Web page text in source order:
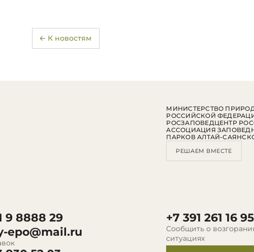
← К новостям
9 8888 29
epo@mail.ru
+7 391 261 16 95
Сообщить о
ситуациях
МИНИСТЕРСТВО
РОССИЙСКОЙ
РОСЗАПОВЕДЦЕНТР
АССОЦИАЦИЯ
ПАРКОВ АЛТАЙ-
РЕШАЕМ ВМЕСТЕ